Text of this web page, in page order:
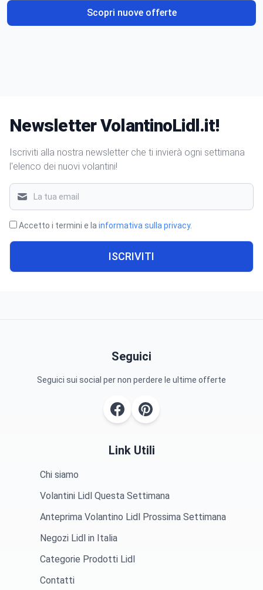
Scopri nuove offerte
Newsletter VolantinoLidl.it!
Iscriviti alla nostra newsletter che ti invierà ogni settimana
l'elenco dei nuovi volantini!
Accetto i termini e la informativa sulla privacy.
ISCRIVITI
Seguici
Seguici sui social per non perdere le ultime offerte
Link Utili
Chi siamo
Volantini Lidl Questa Settimana
Anteprima Volantino Lidl Prossima Settimana
Negozi Lidl in Italia
Categorie Prodotti Lidl
Contatti